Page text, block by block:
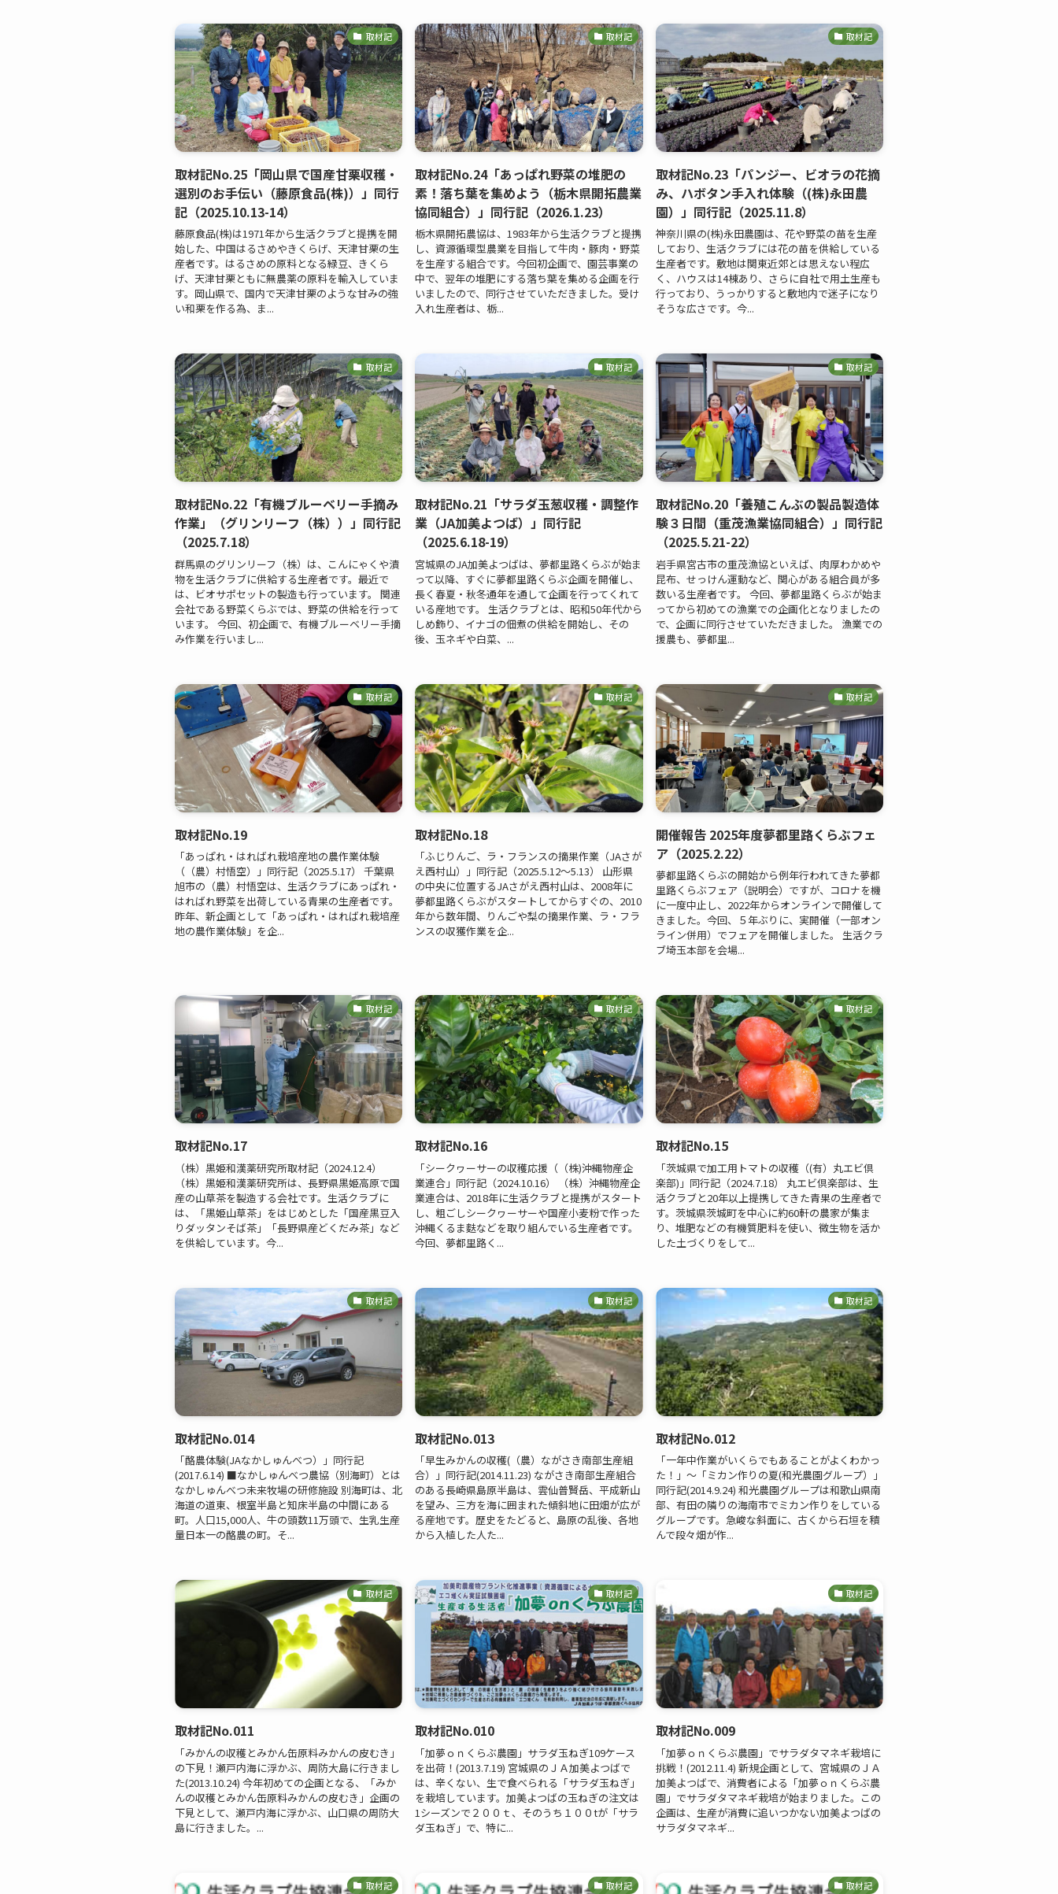
取材記
取材記No.25「岡山県で国産甘栗収穫・
選別のお手伝い（藤原食品(株)）」同行
記（2025.10.13-14）
藤原食品(株)は1971年から生活クラブと提携を開
始した、中国はるさめやきくらげ、天津甘栗の生
産者です。はるさめの原料となる緑豆、きくら
げ、天津甘栗ともに無農薬の原料を輸入していま
す。岡山県で、国内で天津甘栗のような甘みの強
い和栗を作る為、ま...
取材記
取材記No.24「あっぱれ野菜の堆肥の
素！落ち葉を集めよう（栃木県開拓農業
協同組合）」同行記（2026.1.23）
栃木県開拓農協は、1983年から生活クラブと提携
し、資源循環型農業を目指して牛肉・豚肉・野菜
を生産する組合です。今回初企画で、園芸事業の
中で、翌年の堆肥にする落ち葉を集める企画を行
いましたので、同行させていただきました。受け
入れ生産者は、栃...
取材記
取材記No.23「パンジー、ビオラの花摘
み、ハボタン手入れ体験（(株)永田農
園）」同行記（2025.11.8）
神奈川県の(株)永田農園は、花や野菜の苗を生産
しており、生活クラブには花の苗を供給している
生産者です。敷地は関東近郊とは思えない程広
く、ハウスは14棟あり、さらに自社で用土生産も
行っており、うっかりすると敷地内で迷子になり
そうな広さです。今...
取材記
取材記No.22「有機ブルーベリー手摘み
作業」（グリンリーフ（株））」同行記
（2025.7.18）
群馬県のグリンリーフ（株）は、こんにゃくや漬
物を生活クラブに供給する生産者です。最近で
は、ビオサポセットの製造も行っています。 関連
会社である野菜くらぶでは、野菜の供給を行って
います。 今回、初企画で、有機ブルーベリー手摘
み作業を行いまし...
取材記
取材記No.21「サラダ玉葱収穫・調整作
業（JA加美よつば）」同行記
（2025.6.18-19）
宮城県のJA加美よつばは、夢都里路くらぶが始ま
って以降、すぐに夢都里路くらぶ企画を開催し、
長く春夏・秋冬通年を通して企画を行ってくれて
いる産地です。 生活クラブとは、昭和50年代から
しめ飾り、イナゴの佃煮の供給を開始し、その
後、玉ネギや白菜、...
取材記
取材記No.20「養殖こんぶの製品製造体
験３日間（重茂漁業協同組合）」同行記
（2025.5.21-22）
岩手県宮古市の重茂漁協といえば、肉厚わかめや
昆布、せっけん運動など、関心がある組合員が多
数いる生産者です。 今回、夢都里路くらぶが始ま
ってから初めての漁業での企画化となりましたの
で、企画に同行させていただきました。 漁業での
援農も、夢都里...
取材記
取材記No.19
「あっぱれ・はればれ栽培産地の農作業体験
（（農）村悟空）」同行記（2025.5.17） 千葉県
旭市の（農）村悟空は、生活クラブにあっぱれ・
はればれ野菜を出荷している青果の生産者です。
昨年、新企画として「あっぱれ・はればれ栽培産
地の農作業体験」を企...
取材記
取材記No.18
「ふじりんご、ラ・フランスの摘果作業（JAさが
え西村山）」同行記（2025.5.12～5.13） 山形県
の中央に位置するJAさがえ西村山は、2008年に
夢都里路くらぶがスタートしてからすぐの、2010
年から数年間、りんごや梨の摘果作業、ラ・フラ
ンスの収獲作業を企...
取材記
開催報告 2025年度夢都里路くらぶフェ
ア（2025.2.22）
夢都里路くらぶの開始から例年行われてきた夢都
里路くらぶフェア（説明会）ですが、コロナを機
に一度中止し、2022年からオンラインで開催して
きました。今回、５年ぶりに、実開催（一部オン
ライン併用）でフェアを開催しました。 生活クラ
ブ埼玉本部を会場...
取材記
取材記No.17
（株）黒姫和漢薬研究所取材記（2024.12.4）
（株）黒姫和漢薬研究所は、長野県黒姫高原で国
産の山草茶を製造する会社です。生活クラブに
は、「黒姫山草茶」をはじめとした「国産黒豆入
りダッタンそば茶」「長野県産どくだみ茶」など
を供給しています。今...
取材記
取材記No.16
「シークヮーサーの収穫応援（（株)沖縄物産企
業連合」同行記（2024.10.16） （株）沖縄物産企
業連合は、2018年に生活クラブと提携がスタート
し、粗ごしシークヮーサーや国産小麦粉で作った
沖縄くるま麩などを取り組んでいる生産者です。
今回、夢都里路く...
取材記
取材記No.15
「茨城県で加工用トマトの収穫（(有）丸エビ倶
楽部)」同行記（2024.7.18） 丸エビ倶楽部は、生
活クラブと20年以上提携してきた青果の生産者で
す。茨城県茨城町を中心に約60軒の農家が集ま
り、堆肥などの有機質肥料を使い、微生物を活か
した土づくりをして...
取材記
取材記No.014
「酪農体験(JAなかしゅんべつ）」同行記
(2017.6.14) ■なかしゅんべつ農協（別海町）とは
なかしゅんべつ未来牧場の研修施設 別海町は、北
海道の道東、根室半島と知床半島の中間にある
町。人口15,000人、牛の頭数11万頭で、生乳生産
量日本一の酪農の町。そ...
取材記
取材記No.013
「早生みかんの収穫(（農）ながさき南部生産組
合）」同行記(2014.11.23) ながさき南部生産組合
のある長崎県島原半島は、雲仙普賢岳、平成新山
を望み、三方を海に囲まれた傾斜地に田畑が広が
る産地です。歴史をたどると、島原の乱後、各地
から入植した人た...
取材記
取材記No.012
「一年中作業がいくらでもあることがよくわかっ
た！」～「ミカン作りの夏(和光農園グループ）」
同行記(2014.9.24) 和光農園グループは和歌山県南
部、有田の隣りの海南市でミカン作りをしている
グループです。急峻な斜面に、古くから石垣を積
んで段々畑が作...
取材記
取材記No.011
「みかんの収穫とみかん缶原料みかんの皮むき」
の下見！瀬戸内海に浮かぶ、周防大島に行きまし
た(2013.10.24) 今年初めての企画となる、「みか
んの収穫とみかん缶原料みかんの皮むき」企画の
下見として、瀬戸内海に浮かぶ、山口県の周防大
島に行きました。...
取材記
取材記No.010
「加夢ｏｎくらぶ農園」サラダ玉ねぎ109ケース
を出荷！(2013.7.19) 宮城県のＪＡ加美よつばで
は、辛くない、生で食べられる「サラダ玉ねぎ」
を栽培しています。加美よつばの玉ねぎの注文は
1シーズンで２００ｔ、そのうち１００tが「サラ
ダ玉ねぎ」で、特に...
取材記
取材記No.009
「加夢ｏｎくらぶ農園」でサラダタマネギ栽培に
挑戦！(2012.11.4) 新規企画として、宮城県のＪＡ
加美よつばで、消費者による「加夢ｏｎくらぶ農
園」でサラダタマネギ栽培が始まりました。この
企画は、生産が消費に追いつかない加美よつばの
サラダタマネギ...
取材記 取材記 取材記